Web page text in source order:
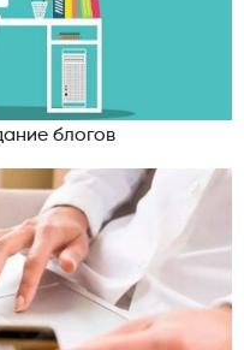
блогов